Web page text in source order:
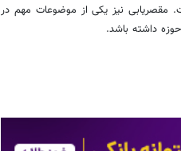
مقصریابی نیز یکی از موضوعات مهم در
داشته باشد.